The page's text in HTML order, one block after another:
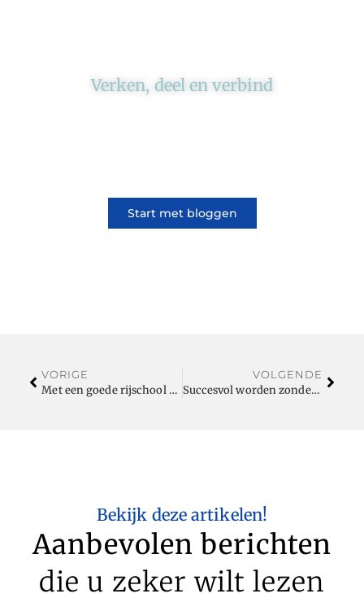
Verken, deel en verbind
Start met bloggen
VORIGE
Met een goede rijschool op weg naar jouw rijbewijs
VOLGENDE
Succesvol worden zonder thuisbezorgd.nl
Bekijk deze artikelen!
Aanbevolen berichten
die u zeker wilt lezen